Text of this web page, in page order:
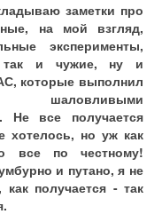
заметки про
на мой взгляд,
эксперименты,
и чужие, ну и
которые выполнил
шаловливыми
Не все получается
хотелось, но уж как
все по честному!
и путано, я не
как получается - так